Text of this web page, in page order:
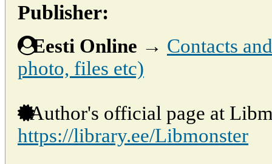
Publisher:
Eesti Online → Contacts
photo, files etc)
Author's official page at
https://library.ee/Libmonster